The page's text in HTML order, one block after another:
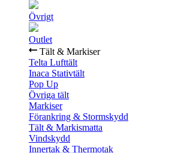
Övrigt
Outlet
Tält & Markiser
Telta Lufttält
Inaca Stativtält
Pop Up
Övriga tält
Markiser
Förankring & Stormskydd
Tält & Markismatta
Vindskydd
Innertak & Thermotak